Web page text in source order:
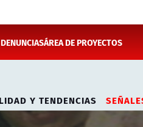
ÁREA DE PROYECTOS
Y TENDENCIAS